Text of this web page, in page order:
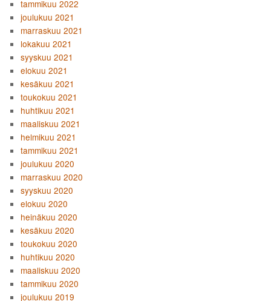
tammikuu 2022
joulukuu 2021
marraskuu 2021
lokakuu 2021
syyskuu 2021
elokuu 2021
kesäkuu 2021
toukokuu 2021
huhtikuu 2021
maaliskuu 2021
helmikuu 2021
tammikuu 2021
joulukuu 2020
marraskuu 2020
syyskuu 2020
elokuu 2020
heinäkuu 2020
kesäkuu 2020
toukokuu 2020
huhtikuu 2020
maaliskuu 2020
tammikuu 2020
joulukuu 2019